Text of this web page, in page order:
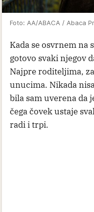
Foto: AA/ABACA / Abaca
Kada se osvrnem na
gotovo svaki njegov
Najpre roditeljima,
unucima. Nikada
bila sam uverena da
čega čovek ustaje
radi i trpi.